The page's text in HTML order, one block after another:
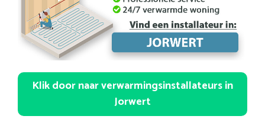
Klik door naar verwarmingsinstallateurs in
Jorwert